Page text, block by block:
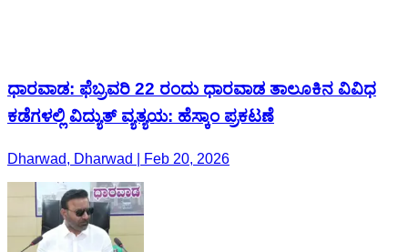
ಧಾರವಾಡ: ಫೆಬ್ರವರಿ 22 ರಂದು ಧಾರವಾಡ ತಾಲೂಕಿನ ವಿವಿಧ
ಕಡೆಗಳಲ್ಲಿ ವಿದ್ಯುತ್ ವ್ಯತ್ಯಯ: ಹೆಸ್ಕಾಂ ಪ್ರಕಟಣೆ
Dharwad, Dharwad | Feb 20, 2026